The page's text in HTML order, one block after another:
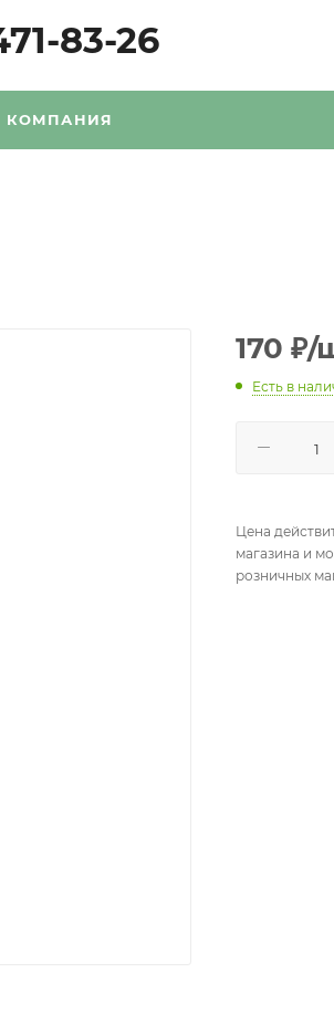
83-26
КОМПАНИЯ
170 ₽/
Есть в
Цена
магазина и
розничных